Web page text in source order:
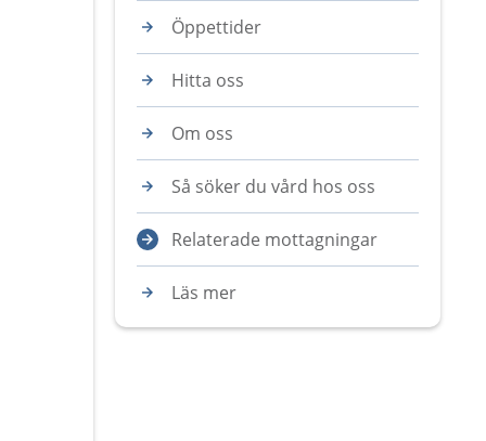
Öppettider
Hitta oss
Om oss
Så söker du vård hos oss
Relaterade mottagningar
Läs mer